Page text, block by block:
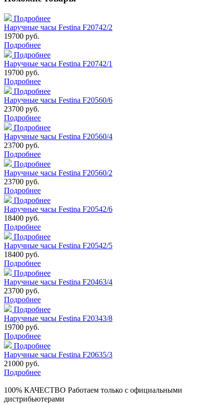
Подробнее
Наручные часы Festina F20742/2
19700 руб.
Подробнее
Подробнее
Наручные часы Festina F20742/1
19700 руб.
Подробнее
Подробнее
Наручные часы Festina F20560/6
23700 руб.
Подробнее
Подробнее
Наручные часы Festina F20560/4
23700 руб.
Подробнее
Подробнее
Наручные часы Festina F20560/2
23700 руб.
Подробнее
Подробнее
Наручные часы Festina F20542/6
18400 руб.
Подробнее
Подробнее
Наручные часы Festina F20542/5
18400 руб.
Подробнее
Подробнее
Наручные часы Festina F20463/4
23700 руб.
Подробнее
Подробнее
Наручные часы Festina F20343/8
19700 руб.
Подробнее
Подробнее
Наручные часы Festina F20635/3
21000 руб.
Подробнее
100% КАЧЕСТВО Работаем только с официальными
дистрибьютерами